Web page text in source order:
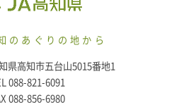
のあぐりの地から
県高知市五台山5015番地1
088-821-6091
088-856-6980